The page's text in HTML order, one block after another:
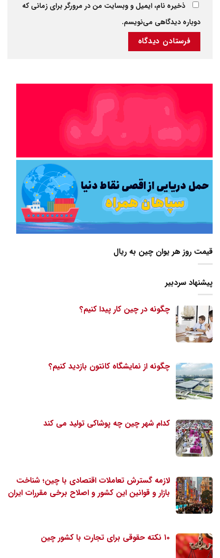
ذخیره نام، ایمیل و وبسایت من در مرورگر برای زمانی که
دوباره دیدگاهی می‌نویسم.
قیمت روز هر یوان چین به ریال
پیشنهاد سردبیر
چگونه در چین کار پیدا کنیم؟
چگونه از نمایشگاه کانتون بازدید کنیم؟
کدام شهر چین چه پوشاکی تولید می کند
لازمه گسترش تعاملات اقتصادی با چین؛ شناخت
بازار و قوانین این کشور و اصلاح برخی مقررات ایران
۱۰ نکته حقوقی برای تجارت با کشور چین